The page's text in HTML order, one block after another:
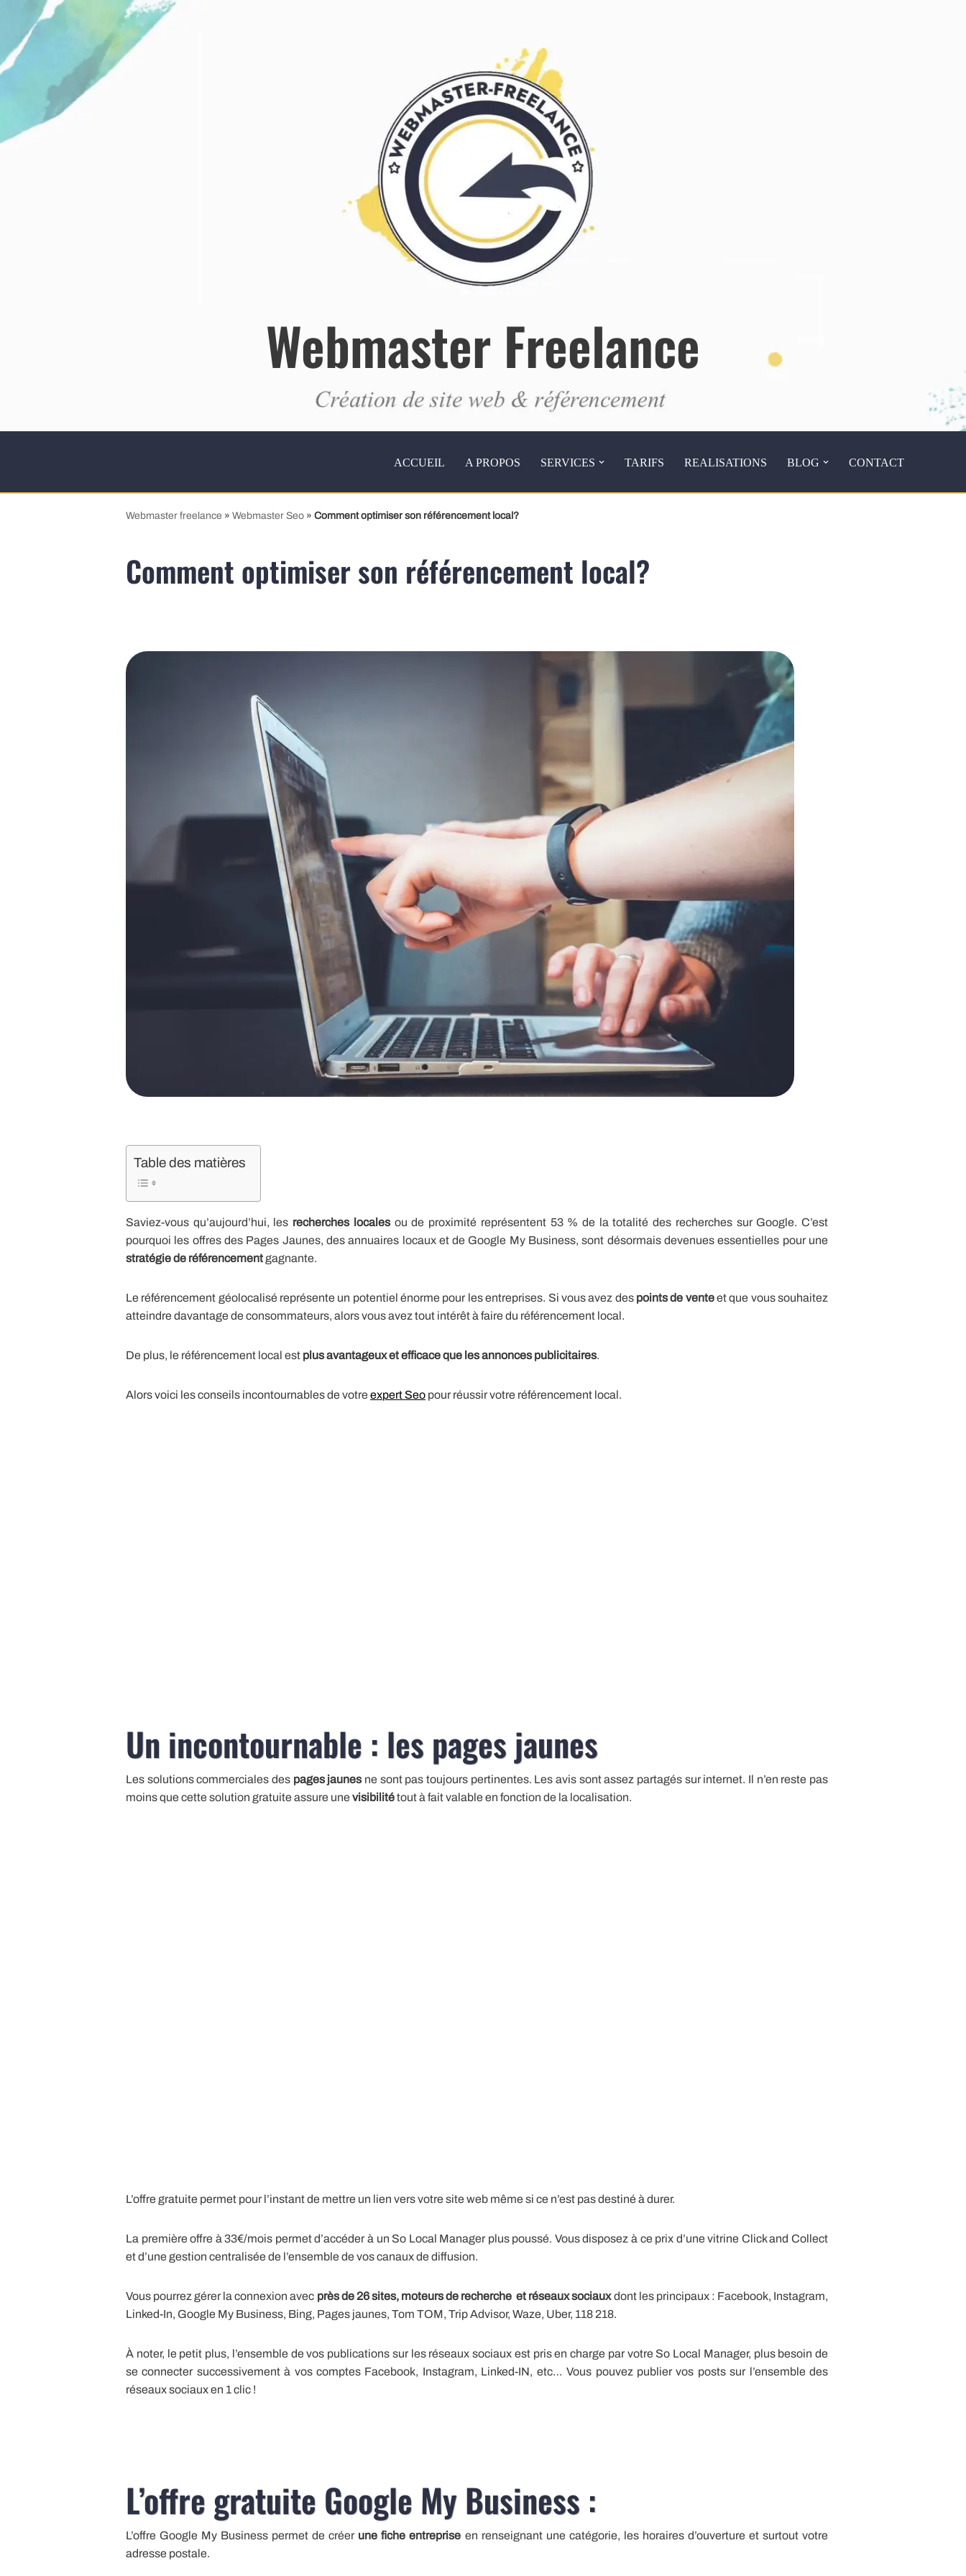
Webmaster Freelance
ACCUEIL A PROPOS SERVICES TARIFS REALISATIONS BLOG CONTACT
Webmaster freelance » Webmaster Seo » Comment optimiser son référencement local?
Comment optimiser son référencement local?
Table des matières
Saviez-vous qu’aujourd’hui, les recherches localesou de proximité représentent 53 % de la totalité des recherches sur Google. C’est
pourquoi les offres des Pages Jaunes, des annuaires locaux et de Google My Business, sont désormais devenues essentielles pour une
stratégie de référencementgagnante.
Le référencement géolocalisé représente un potentiel énorme pour les entreprises. Si vous avez des points de venteet que vous souhaitez
atteindre davantage de consommateurs, alors vous avez tout intérêt à faire du référencement local.
De plus, le référencement local est plus avantageux et efficace que les annonces publicitaires.
Alors voici les conseils incontournables de votre expert Seo pour réussir votre référencement local.
Un incontournable : les pages jaunes
Les solutions commerciales des pages jaunesne sont pas toujours pertinentes. Les avis sont assez partagés sur internet. Il n’en reste pas
moins que cette solution gratuite assure une visibilitétout à fait valable en fonction de la localisation.
L’offre gratuite permet pour l’instant de mettre un lien vers votre site web même si ce n’est pas destiné à durer.
La première offre à 33€/mois permet d’accéder à un So Local Manager plus poussé. Vous disposez à ce prix d’une vitrine Click and Collect
et d’une gestion centralisée de l’ensemble de vos canaux de diffusion.
Vous pourrez gérer la connexion avec près de 26 sites, moteurs de recherche et réseaux sociauxdont les principaux : Facebook, Instagram,
Linked-In, Google My Business, Bing, Pages jaunes, Tom TOM, Trip Advisor, Waze, Uber, 118 218.
À noter, le petit plus, l’ensemble de vos publications sur les réseaux sociaux est pris en charge par votre So Local Manager, plus besoin de
se connecter successivement à vos comptes Facebook, Instagram, Linked-IN, etc… Vous pouvez publier vos posts sur l’ensemble des
réseaux sociaux en 1 clic !
L’offre gratuite Google My Business :
L’offre Google My Business permet de créer une fiche entreprise en renseignant une catégorie, les horaires d’ouverture et surtout votre
adresse postale.